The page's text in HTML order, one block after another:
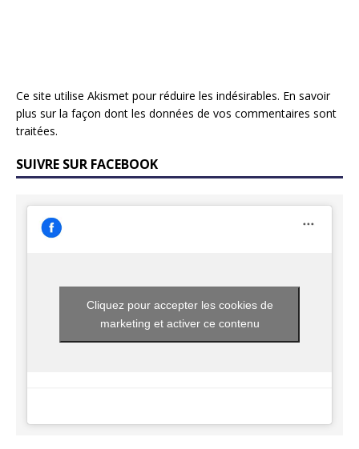
Ce site utilise Akismet pour réduire les indésirables. En savoir
plus sur la façon dont les données de vos commentaires sont
traitées.
SUIVRE SUR FACEBOOK
Cliquez pour accepter les cookies de
marketing et activer ce contenu